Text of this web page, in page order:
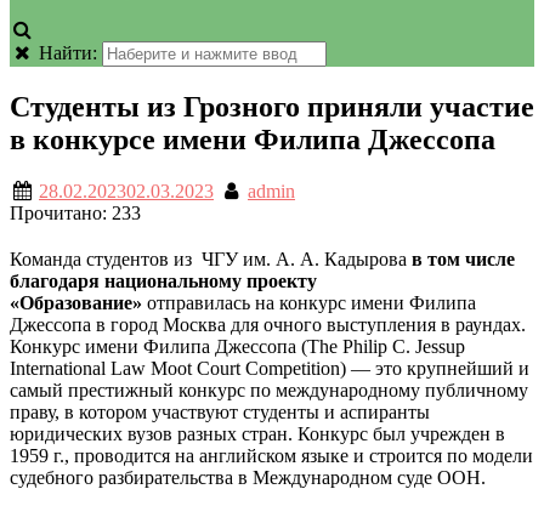
Найти:
Студенты из Грозного приняли участие
в конкурсе имени Филипа Джессопа
28.02.202302.03.2023
admin
Прочитано: 233
Команда студентов из ЧГУ им. А. А. Кадырова в том числе
благодаря национальному проекту
«Образование» отправилась на конкурс имени Филипа
Джессопа в город Москва для очного выступления в раундах.
Конкурс имени Филипа Джессопа (The Philip C. Jessup
International Law Moot Court Competition) — это крупнейший и
самый престижный конкурс по международному публичному
праву, в котором участвуют студенты и аспиранты
юридических вузов разных стран. Конкурс был учрежден в
1959 г., проводится на английском языке и строится по модели
судебного разбирательства в Международном суде ООН.